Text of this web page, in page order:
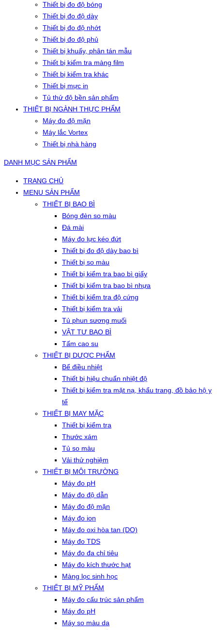
Thiết bị đo độ bóng
Thiết bị đo độ dày
Thiết bị đo độ nhớt
Thiết bị đo độ phủ
Thiết bị khuấy, phân tán mẫu
Thiết bị kiểm tra màng film
Thiết bị kiểm tra khác
Thiết bị mực in
Tủ thử độ bền sản phẩm
THIẾT BỊ NGÀNH THỰC PHẨM
Máy đo độ mặn
Máy lắc Vortex
Thiết bị nhà hàng
DANH MỤC SẢN PHẨM
TRANG CHỦ
MENU SẢN PHẨM
THIẾT BỊ BAO BÌ
Bóng đèn so màu
Đá mài
Máy đo lực kéo đứt
Thiết bị đo độ dày bao bì
Thiết bị so màu
Thiết bị kiểm tra bao bì giấy
Thiết bị kiểm tra bao bì nhựa
Thiết bị kiểm tra độ cứng
Thiết bị kiểm tra vải
Tủ phun sương muối
VẬT TƯ BAO BÌ
Tấm cao su
THIẾT BỊ DƯỢC PHẨM
Bể điều nhiệt
Thiết bị hiệu chuẩn nhiệt độ
Thiết bị kiểm tra mặt nạ, khẩu trang, đồ bảo hộ y
tế
THIẾT BỊ MAY MẶC
Thiết bị kiểm tra
Thước xám
Tủ so màu
Vải thử nghiệm
THIẾT BỊ MÔI TRƯỜNG
Máy đo pH
Máy đo độ dẫn
Máy đo độ mặn
Máy đo ion
Máy đo oxi hòa tan (DO)
Máy đo TDS
Máy đo đa chỉ tiêu
Máy đo kích thước hạt
Màng lọc sinh học
THIẾT BỊ MỸ PHẨM
Máy đo cấu trúc sản phẩm
Máy đo pH
Máy so màu da